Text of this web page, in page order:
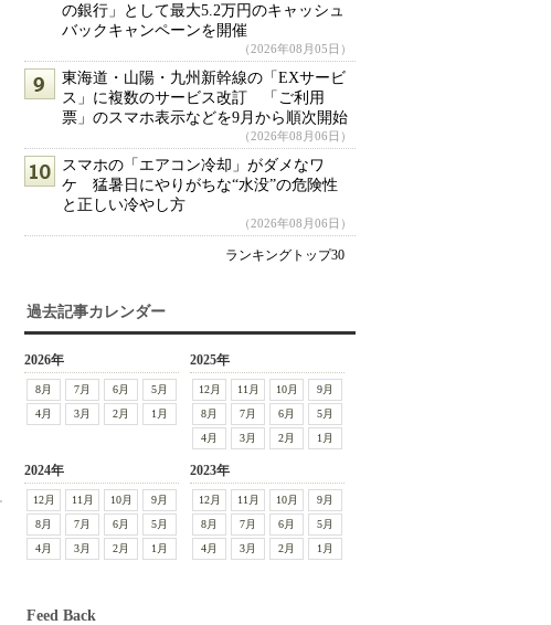
の銀行」として最大5.2万円のキャッシュ
バックキャンペーンを開催
（2026年08月05日）
東海道・山陽・九州新幹線の「EXサービ
ス」に複数のサービス改訂 「ご利用
票」のスマホ表示などを9月から順次開始
（2026年08月06日）
スマホの「エアコン冷却」がダメなワ
ケ 猛暑日にやりがちな“水没”の危険性
と正しい冷やし方
（2026年08月06日）
ランキングトップ30
過去記事カレンダー
2026年
8月 7月 6月
5月
4月
3月 2月 1月
2025年
12月 11月 10月
9月
8月
7月 6月
5月
4月
3月 2月 1月
2024年
12月 11月 10月
9月
8月
7月 6月
5月
4月
3月 2月 1月
2023年
12月 11月 10月
9月
8月
7月 6月
5月
4月
3月 2月 1月
Feed Back